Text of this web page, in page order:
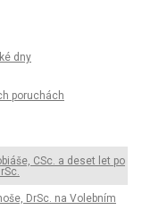
dny
poruchách
CSc. a deset let po
DrSc. na Volebním